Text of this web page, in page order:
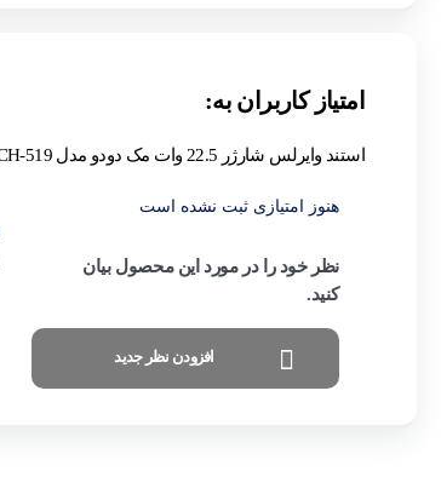
امتیاز کاربران به:
استند وایرلس شارژر 22.5 وات مک دودو مدل Mcdodo CH-519
هنوز امتیازی ثبت نشده است
نظر خود را در مورد این محصول بیان
کنید.
افزودن نظر جدید